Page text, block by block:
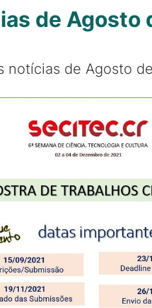
de Agosto
notícias de Agosto